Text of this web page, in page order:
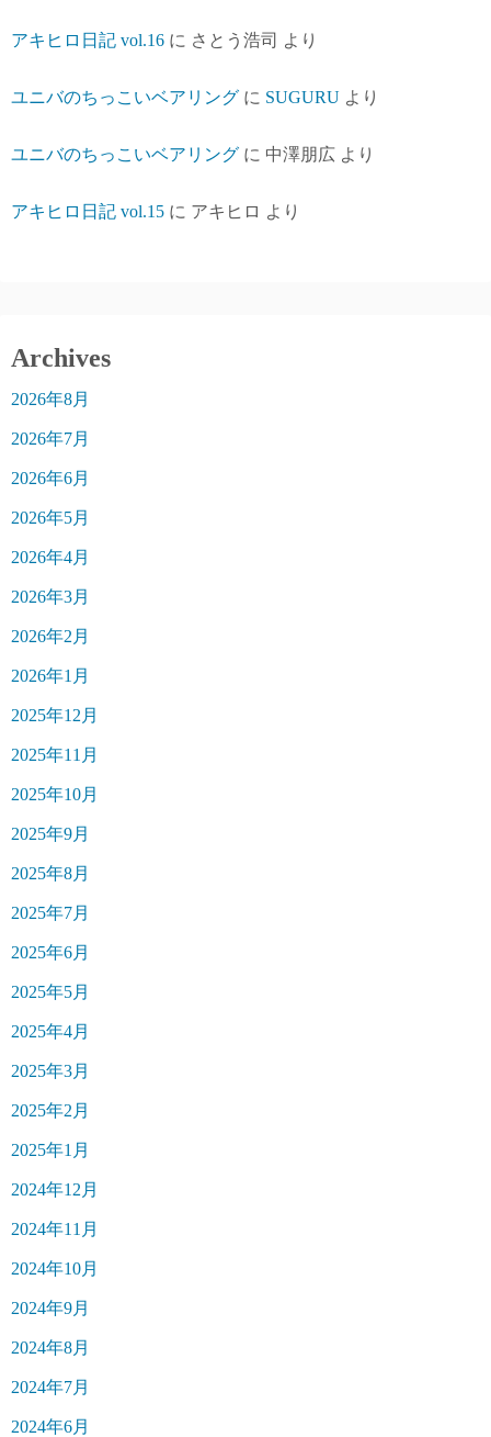
アキヒロ日記 vol.16 に さとう浩司 より
ユニバのちっこいベアリング に SUGURU より
ユニバのちっこいベアリング に 中澤朋広 より
アキヒロ日記 vol.15 に アキヒロ より
Archives
2026年8月
2026年7月
2026年6月
2026年5月
2026年4月
2026年3月
2026年2月
2026年1月
2025年12月
2025年11月
2025年10月
2025年9月
2025年8月
2025年7月
2025年6月
2025年5月
2025年4月
2025年3月
2025年2月
2025年1月
2024年12月
2024年11月
2024年10月
2024年9月
2024年8月
2024年7月
2024年6月